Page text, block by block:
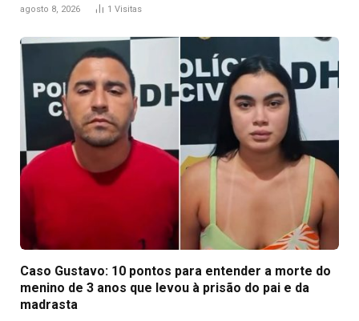
agosto 8, 2026 1 Visitas
Caso Gustavo: 10 pontos para entender a morte do
menino de 3 anos que levou à prisão do pai e da
madrasta